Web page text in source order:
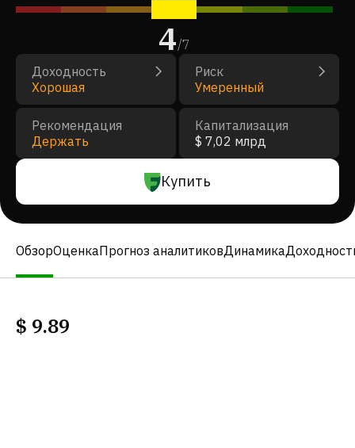
4/7
Доходность
Хорошая
Риск
Умеренный
Рекомендация
Держать
Капитализация
$ 7,02 млрд
Купить
ОбзорОценкаПрогноз аналитиковДинамика
$ 9.89